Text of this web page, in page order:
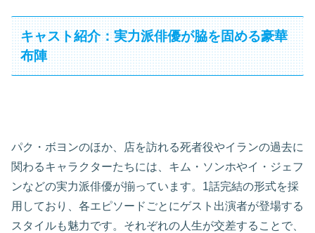
キャスト紹介：実力派俳優が脇を固める豪華
布陣
パク・ボヨンのほか、店を訪れる死者役やイランの過去に
関わるキャラクターたちには、キム・ソンホやイ・ジェフ
ンなどの実力派俳優が揃っています。1話完結の形式を採
用しており、各エピソードごとにゲスト出演者が登場する
スタイルも魅力です。それぞれの人生が交差することで、